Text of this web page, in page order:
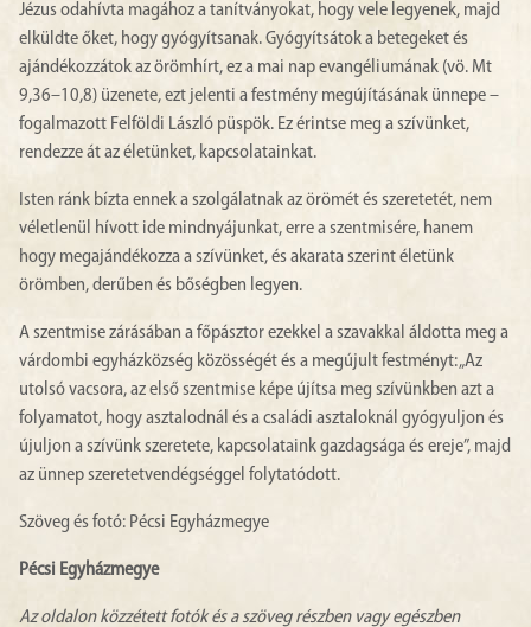
Jézus odahívta magához a tanítványokat, hogy vele legyenek, majd
elküldte őket, hogy gyógyítsanak. Gyógyítsátok a betegeket és
ajándékozzátok az örömhírt, ez a mai nap evangéliumának (vö. Mt
9,36–10,8) üzenete, ezt jelenti a festmény megújításának ünnepe –
fogalmazott Felföldi László püspök. Ez érintse meg a szívünket,
rendezze át az életünket, kapcsolatainkat.
Isten ránk bízta ennek a szolgálatnak az örömét és szeretetét, nem
véletlenül hívott ide mindnyájunkat, erre a szentmisére, hanem
hogy megajándékozza a szívünket, és akarata szerint életünk
örömben, derűben és bőségben legyen.
A szentmise zárásában a főpásztor ezekkel a szavakkal áldotta meg a
várdombi egyházközség közösségét és a megújult festményt: „Az
utolsó vacsora, az első szentmise képe újítsa meg szívünkben azt a
folyamatot, hogy asztalodnál és a családi asztaloknál gyógyuljon és
újuljon a szívünk szeretete, kapcsolataink gazdagsága és ereje”, majd
az ünnep szeretetvendégséggel folytatódott.
Szöveg és fotó: Pécsi Egyházmegye
Pécsi Egyházmegye
Az oldalon közzétett fotók és a szöveg részben vagy egészben